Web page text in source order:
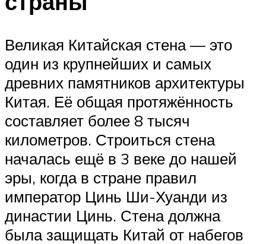
Великая Китайская стена — это
один из крупнейших и самых
древних памятников архитектуры
Китая. Её общая протяжённость
составляет более 8 тысяч
километров. Строиться стена
началась ещё в 3 веке до нашей
эры, когда в стране правил
император Цинь Ши-Хуанди из
династии Цинь. Стена должна
была защищать Китай от набегов